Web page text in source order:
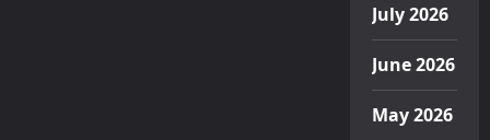
July 2026
June 2026
May 2026